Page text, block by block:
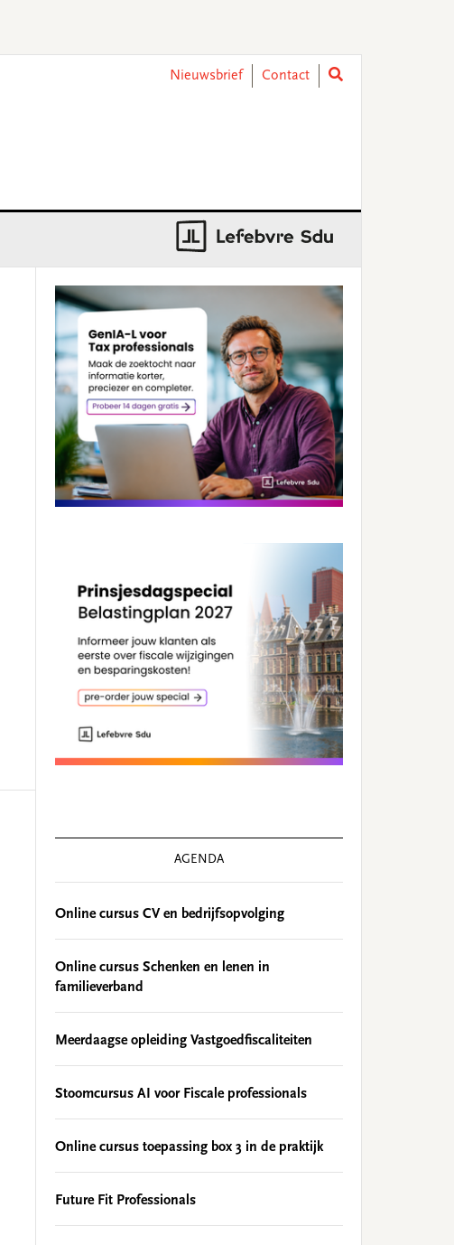
Nieuwsbrief
Contact
Sidebar
AGENDA
Online cursus CV en bedrijfsopvolging
Online cursus Schenken en lenen in
familieverband
Meerdaagse opleiding Vastgoedfiscaliteiten
Stoomcursus AI voor Fiscale professionals
Online cursus toepassing box 3 in de praktijk
Future Fit Professionals